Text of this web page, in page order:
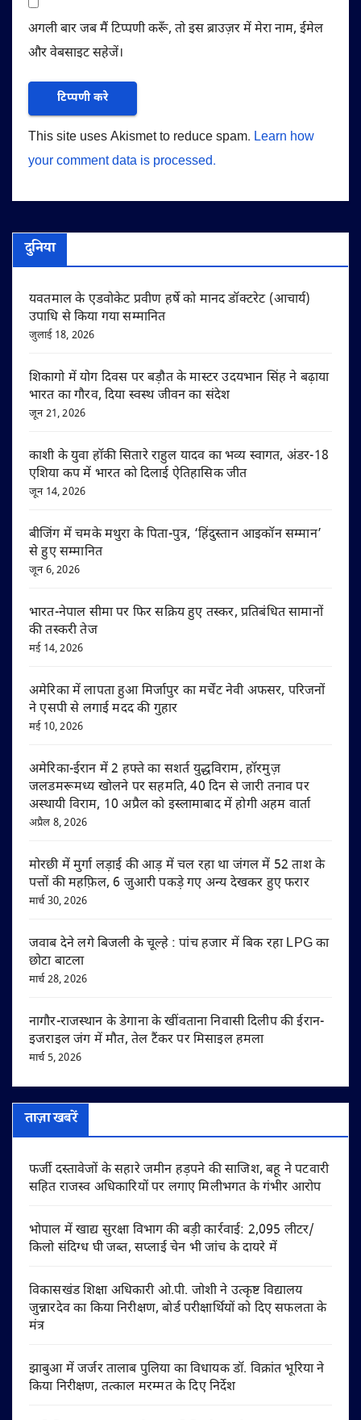
अगली बार जब मैं टिप्पणी करूँ, तो इस ब्राउज़र में मेरा नाम, ईमेल
और वेबसाइट सहेजें।
This site uses Akismet to reduce spam. Learn how
your comment data is processed.
दुनिया
यवतमाल के एडवोकेट प्रवीण हर्षे को मानद डॉक्टरेट (आचार्य)
उपाधि से किया गया सम्मानित
जुलाई 18, 2026
शिकागो में योग दिवस पर बड़ौत के मास्टर उदयभान सिंह ने बढ़ाया
भारत का गौरव, दिया स्वस्थ जीवन का संदेश
जून 21, 2026
काशी के युवा हॉकी सितारे राहुल यादव का भव्य स्वागत, अंडर-18
एशिया कप में भारत को दिलाई ऐतिहासिक जीत
जून 14, 2026
बीजिंग में चमके मथुरा के पिता-पुत्र, ‘हिंदुस्तान आइकॉन सम्मान’
से हुए सम्मानित
जून 6, 2026
भारत-नेपाल सीमा पर फिर सक्रिय हुए तस्कर, प्रतिबंधित सामानों
की तस्करी तेज
मई 14, 2026
अमेरिका में लापता हुआ मिर्जापुर का मर्चेंट नेवी अफसर, परिजनों
ने एसपी से लगाई मदद की गुहार
मई 10, 2026
अमेरिका-ईरान में 2 हफ्ते का सशर्त युद्धविराम, हॉरमुज़
जलडमरूमध्य खोलने पर सहमति, 40 दिन से जारी तनाव पर
अस्थायी विराम, 10 अप्रैल को इस्लामाबाद में होगी अहम वार्ता
अप्रैल 8, 2026
मोरछी में मुर्गा लड़ाई की आड़ में चल रहा था जंगल में 52 ताश के
पत्तों की महफ़िल, 6 जुआरी पकड़े गए अन्य देखकर हुए फरार
मार्च 30, 2026
जवाब देने लगे बिजली के चूल्हे : पांच हजार में बिक रहा LPG का
छोटा बाटला
मार्च 28, 2026
नागौर-राजस्थान के डेगाना के खींवताना निवासी दिलीप की ईरान-
इजराइल जंग में मौत, तेल टैंकर पर मिसाइल हमला
मार्च 5, 2026
ताज़ा खबरें
फर्जी दस्तावेजों के सहारे जमीन हड़पने की साजिश, बहू ने पटवारी
सहित राजस्व अधिकारियों पर लगाए मिलीभगत के गंभीर आरोप
भोपाल में खाद्य सुरक्षा विभाग की बड़ी कार्रवाई: 2,095 लीटर/
किलो संदिग्ध घी जब्त, सप्लाई चेन भी जांच के दायरे में
विकासखंड शिक्षा अधिकारी ओ.पी. जोशी ने उत्कृष्ट विद्यालय
जुन्नारदेव का किया निरीक्षण, बोर्ड परीक्षार्थियों को दिए सफलता के
मंत्र
झाबुआ में जर्जर तालाब पुलिया का विधायक डॉ. विक्रांत भूरिया ने
किया निरीक्षण, तत्काल मरम्मत के दिए निर्देश